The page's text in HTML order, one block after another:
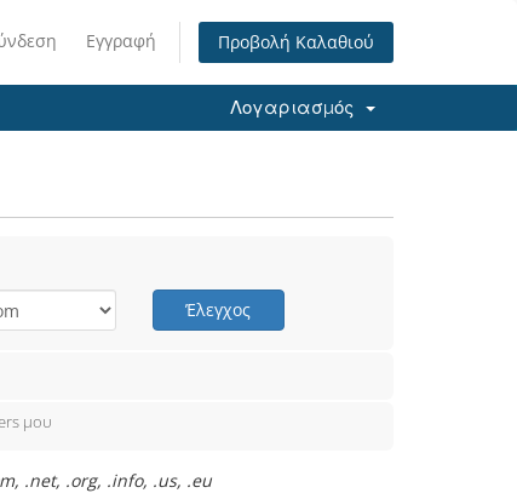
Εγγραφή Προβολή Καλαθιού
Λογαριασμός
Έλεγχος
μου
.net, .org, .info, .us, .eu